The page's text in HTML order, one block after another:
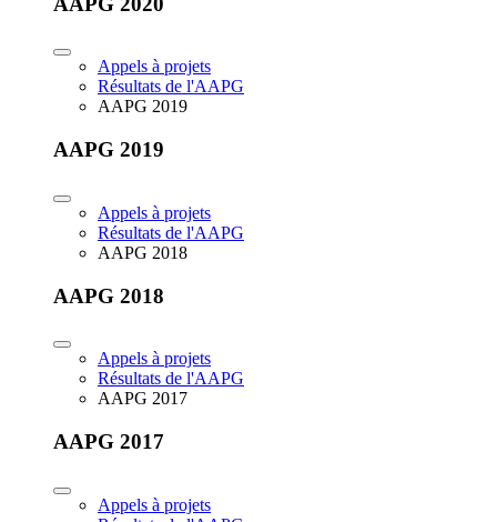
Appels à projets
Résultats de l'AAPG
AAPG 2019
AAPG 2019
Appels à projets
Résultats de l'AAPG
AAPG 2018
AAPG 2018
Appels à projets
Résultats de l'AAPG
AAPG 2017
AAPG 2017
Appels à projets